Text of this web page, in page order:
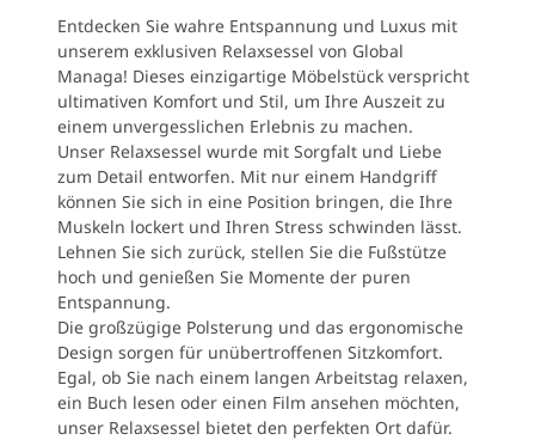
Entdecken Sie wahre Entspannung und Luxus mit
unserem exklusiven Relaxsessel von Global
Managa! Dieses einzigartige Möbelstück verspricht
ultimativen Komfort und Stil, um Ihre Auszeit zu
einem unvergesslichen Erlebnis zu machen.
Unser Relaxsessel wurde mit Sorgfalt und Liebe
zum Detail entworfen. Mit nur einem Handgriff
können Sie sich in eine Position bringen, die Ihre
Muskeln lockert und Ihren Stress schwinden lässt.
Lehnen Sie sich zurück, stellen Sie die Fußstütze
hoch und genießen Sie Momente der puren
Entspannung.
Die großzügige Polsterung und das ergonomische
Design sorgen für unübertroffenen Sitzkomfort.
Egal, ob Sie nach einem langen Arbeitstag relaxen,
ein Buch lesen oder einen Film ansehen möchten,
unser Relaxsessel bietet den perfekten Ort dafür.